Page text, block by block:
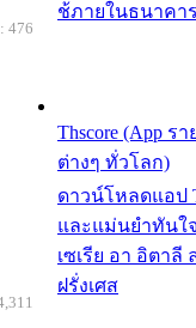
ช้ภายในธนาคา
Thscore (App
ต่างๆ ทั่วโลก)
ดาวน์โหลดแอป
และแม่นยำทันใ
เซเรีย อา อิตาลี
ฝรั่งเศส
476